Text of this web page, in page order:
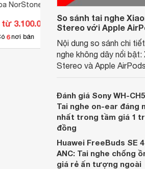
NorStone Stylum 1
từ 3.100.000 đ
6 nơi bán
Chân loa
Giá từ
So sánh tai nghe
Stereo với Apple
Nội dung so sánh chi
nghe không dây nổi bật:
Stereo và Apple
dựa trên nhu cầu và sở
hai đều là sản phẩm
nhưng hướng tới đối
khác nhau.
Đánh giá Sony WH-
Tai nghe on-ear đáng
nhất trong tầm giá 1
đồng
Huawei FreeBuds SE 4
ANC: Tai nghe chống
giá rẻ ấn tượng ngoài